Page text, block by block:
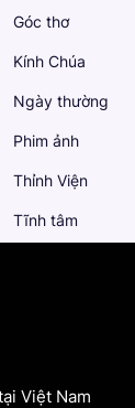
Góc thơ
Kính Chúa
Ngày thường
Phim ảnh
Thỉnh Viện
Tĩnh tâm
Việt Nam